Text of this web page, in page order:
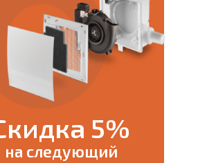
5%
на следующий